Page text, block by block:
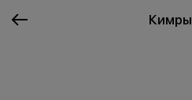
Кимры